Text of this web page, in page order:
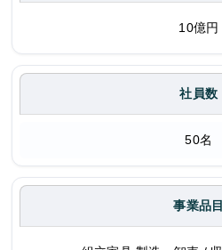
10億円
社員数
50名
事業品目